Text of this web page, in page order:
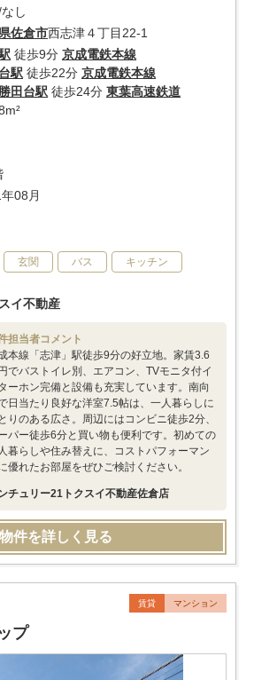
し
佐倉市西志津４丁目22-1
徒歩9分 京成電鉄本線
駅 徒歩22分 京成電鉄本線
田台駅 徒歩24分 東葉高速鉄道
08月
玄関 バス キッチン
イ不動産
担当者コメント
本線「志津」駅徒歩9分の好立地。家賃3.6
でバストイレ別、エアコン、TVモニタ付イ
ーホン完備と設備も充実しています。南向
日当たり良好な洋室7.5帖は、一人暮らしに
りのある広さ。周辺にはコンビニ徒歩2分、
パー徒歩6分と買い物も便利です。初めての
暮らしや住み替えに、コストパフォーマン
優れたお部屋をぜひご検討ください。
チュリー21トクスイ不動産佐倉店
物件を詳しく見る
賃貸 マンション
プ